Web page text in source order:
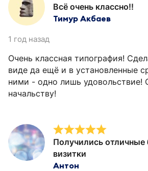
Всё очень классно!!
Тимур Акбаев
1 год назад
Очень классная типография!
виде да ещё и в установленные
ними - одно лишь удовольствие!
начальству!
Получились
визитки
Антон